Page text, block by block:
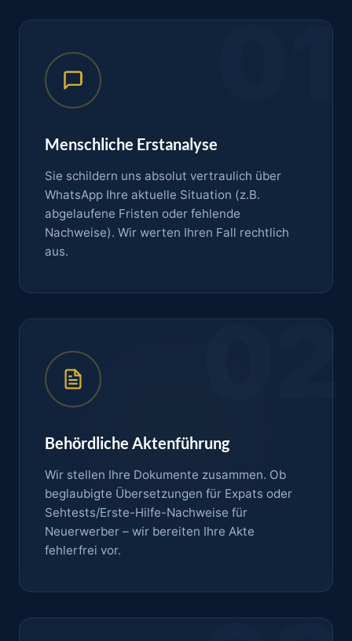
01
Menschliche Erstanalyse
Sie schildern uns absolut vertraulich über
WhatsApp Ihre aktuelle Situation (z.B.
abgelaufene Fristen oder fehlende
Nachweise). Wir werten Ihren Fall rechtlich
aus.
02
Behördliche Aktenführung
Wir stellen Ihre Dokumente zusammen. Ob
beglaubigte Übersetzungen für Expats oder
Sehtests/Erste-Hilfe-Nachweise für
Neuerwerber – wir bereiten Ihre Akte
fehlerfrei vor.